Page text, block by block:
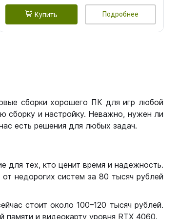
Купить Подробнее
сборки хорошего ПК для игр любой
сборку и настройку. Неважно, нужен ли
есть решения для любых задач.
для тех, кто ценит время и надежность.
недорогих систем за 80 тысяч рублей
стоит около 100–120 тысяч рублей.
памяти и видеокарту уровня RTX 4060.